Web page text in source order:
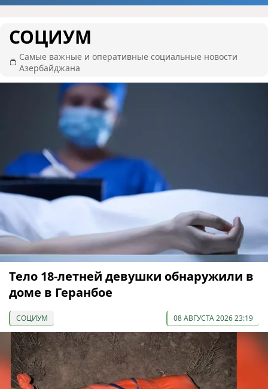
СОЦИУМ
Самые важные и оперативные социальные новости
Азербайджана
Тело 18-летней девушки обнаружили в
доме в Геранбое
СОЦИУМ 08 АВГУСТА 2026 23:19